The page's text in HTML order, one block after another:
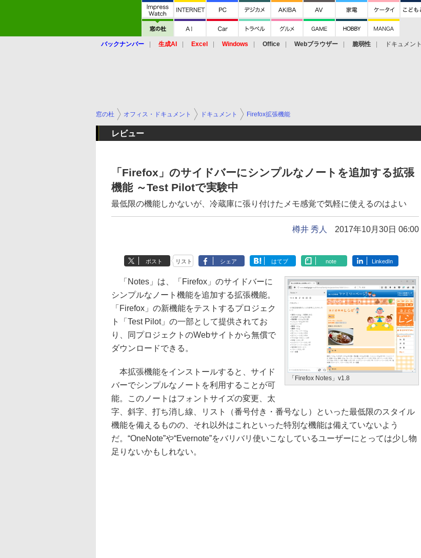
バックナンバー 生成AI Excel Windows Office Webブラウザー 脆弱性 ドキュメント
窓の杜 オフィス・ドキュメント ドキュメント Firefox拡張機能
レビュー
「Firefox」のサイドバーにシンプルなノートを追加する拡張
機能 ～Test Pilotで実験中
最低限の機能しかないが、冷蔵庫に張り付けたメモ感覚で気軽に使えるのはよい
樽井 秀人 2017年10月30日 06:00
ポスト リスト シェア はてブ note LinkedIn
「Firefox Notes」v1.8
「Notes」は、「Firefox」のサイドバーに
シンプルなノート機能を追加する拡張機能。
「Firefox」の新機能をテストするプロジェク
ト「Test Pilot」の一部として提供されてお
り、同プロジェクトのWebサイトから無償で
ダウンロードできる。
本拡張機能をインストールすると、サイド
バーでシンプルなノートを利用することが可
能。このノートはフォントサイズの変更、太
字、斜字、打ち消し線、リスト（番号付き・番号なし）といった最低限のスタイル
機能を備えるものの、それ以外はこれといった特別な機能は備えていないよう
だ。“OneNote”や“Evernote”をバリバリ使いこなしているユーザーにとっては少し物
足りないかもしれない。